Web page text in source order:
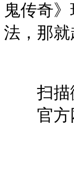
鬼传奇
法，那
扫描微
官方网